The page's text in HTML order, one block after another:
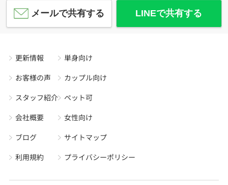
メールで共有する LINEで共有する
更新情報
お客様の声
スタッフ紹介
会社概要
ブログ
利用規約
単身向け
カップル向け
ペット可
女性向け
サイトマップ
プライバシーポリシー